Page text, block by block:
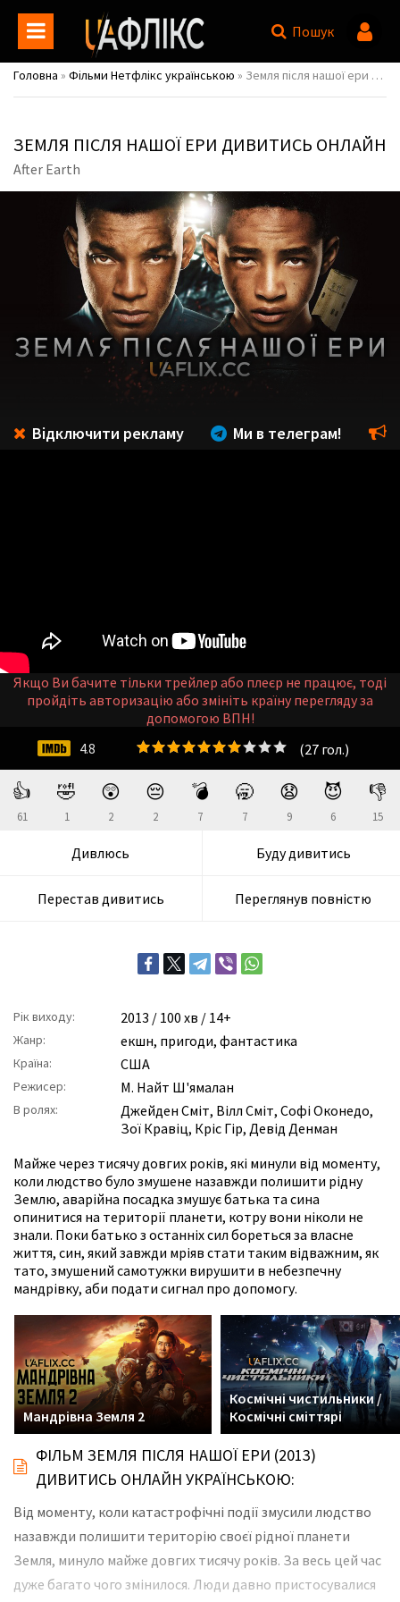
Пошук
Головна » Фільми Нетфлікс українською » Земля після нашої ери / After Earth
ЗЕМЛЯ ПІСЛЯ НАШОЇ ЕРИ ДИВИТИСЬ ОНЛАЙН
After Earth
👍
61
🤣
1
😲
2
😔
2
💣
7
🥱
7
😧
9
😈
6
👎
15
Дивлюсь Буду дивитись
Перестав дивитись Переглянув повністю
Рік виходу: 2013 / 100 хв / 14+
Жанр: екшн, пригоди, фантастика
Країна: США
Режисер: М. Найт Ш'ямалан
В ролях: Джейден Сміт, Вілл Сміт, Софі Оконедо,
Зої Кравіц, Кріс Гір, Девід Денман
Майже через тисячу довгих років, які минули від моменту,
коли людство було змушене назавжди полишити рідну
Землю, аварійна посадка змушує батька та сина
опинитися на території планети, котру вони ніколи не
знали. Поки батько з останніх сил бореться за власне
життя, син, який завжди мріяв стати таким відважним, як
тато, змушений самотужки вирушити в небезпечну
мандрівку, аби подати сигнал про допомогу.
(27 гол.)
4.8
Відключити рекламу Ми в телеграм!
Якщо Ви бачите тільки трейлер або плеєр не працює, тоді
пройдіть авторизацію або змініть країну перегляду за
допомогою ВПН!
Мандрівна Земля 2
Космічні чистильники /
Космічні сміттярі
ФІЛЬМ ЗЕМЛЯ ПІСЛЯ НАШОЇ ЕРИ (2013)
ДИВИТИСЬ ОНЛАЙН УКРАЇНСЬКОЮ:
Від моменту, коли катастрофічні події змусили людство
назавжди полишити територію своєї рідної планети
Земля, минуло майже довгих тисячу років. За весь цей час
дуже багато чого змінилося. Люди давно пристосувалися